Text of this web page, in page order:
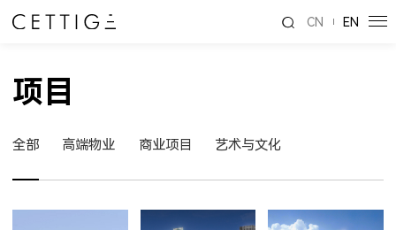
CN EN
项目
全部 高端物业 商业项目 艺术与文化